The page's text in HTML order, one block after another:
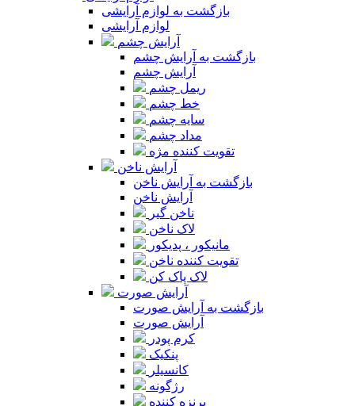
بازگشت به لوازم آرایشی
لوازم آرایشی
آرایش چشم
بازگشت به آرایش چشم
آرایش چشم
ریمل چشم
خط چشم
سایه چشم
مداد چشم
تقویت کننده مژه
آرایش ناخن
بازگشت به آرایش ناخن
آرایش ناخن
ناخن گیر
لاک ناخن
مانیکور ، پدیکور
تقویت کننده ناخن
لاک پاک کن
آرایش صورت
بازگشت به آرایش صورت
آرایش صورت
کرم پودر
پنکیک
کانسیلر
رژگونه
برنزه کننده